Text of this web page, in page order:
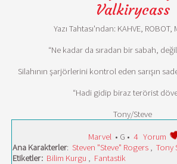
Valkirycass
Yazı Tahtası'ndan: KAHVE, ROBOT,
“Ne kadar da sıradan bir sabah, değil
Silahının şarjörlerini kontrol eden sarışın
“Hadi gidip biraz terörist
Tony/Steve
Marvel • G • 4 Yorum
Ana Karakterler: Steven "Steve" Rogers , Tony
Etiketler: Bilim Kurgu , Fantastik